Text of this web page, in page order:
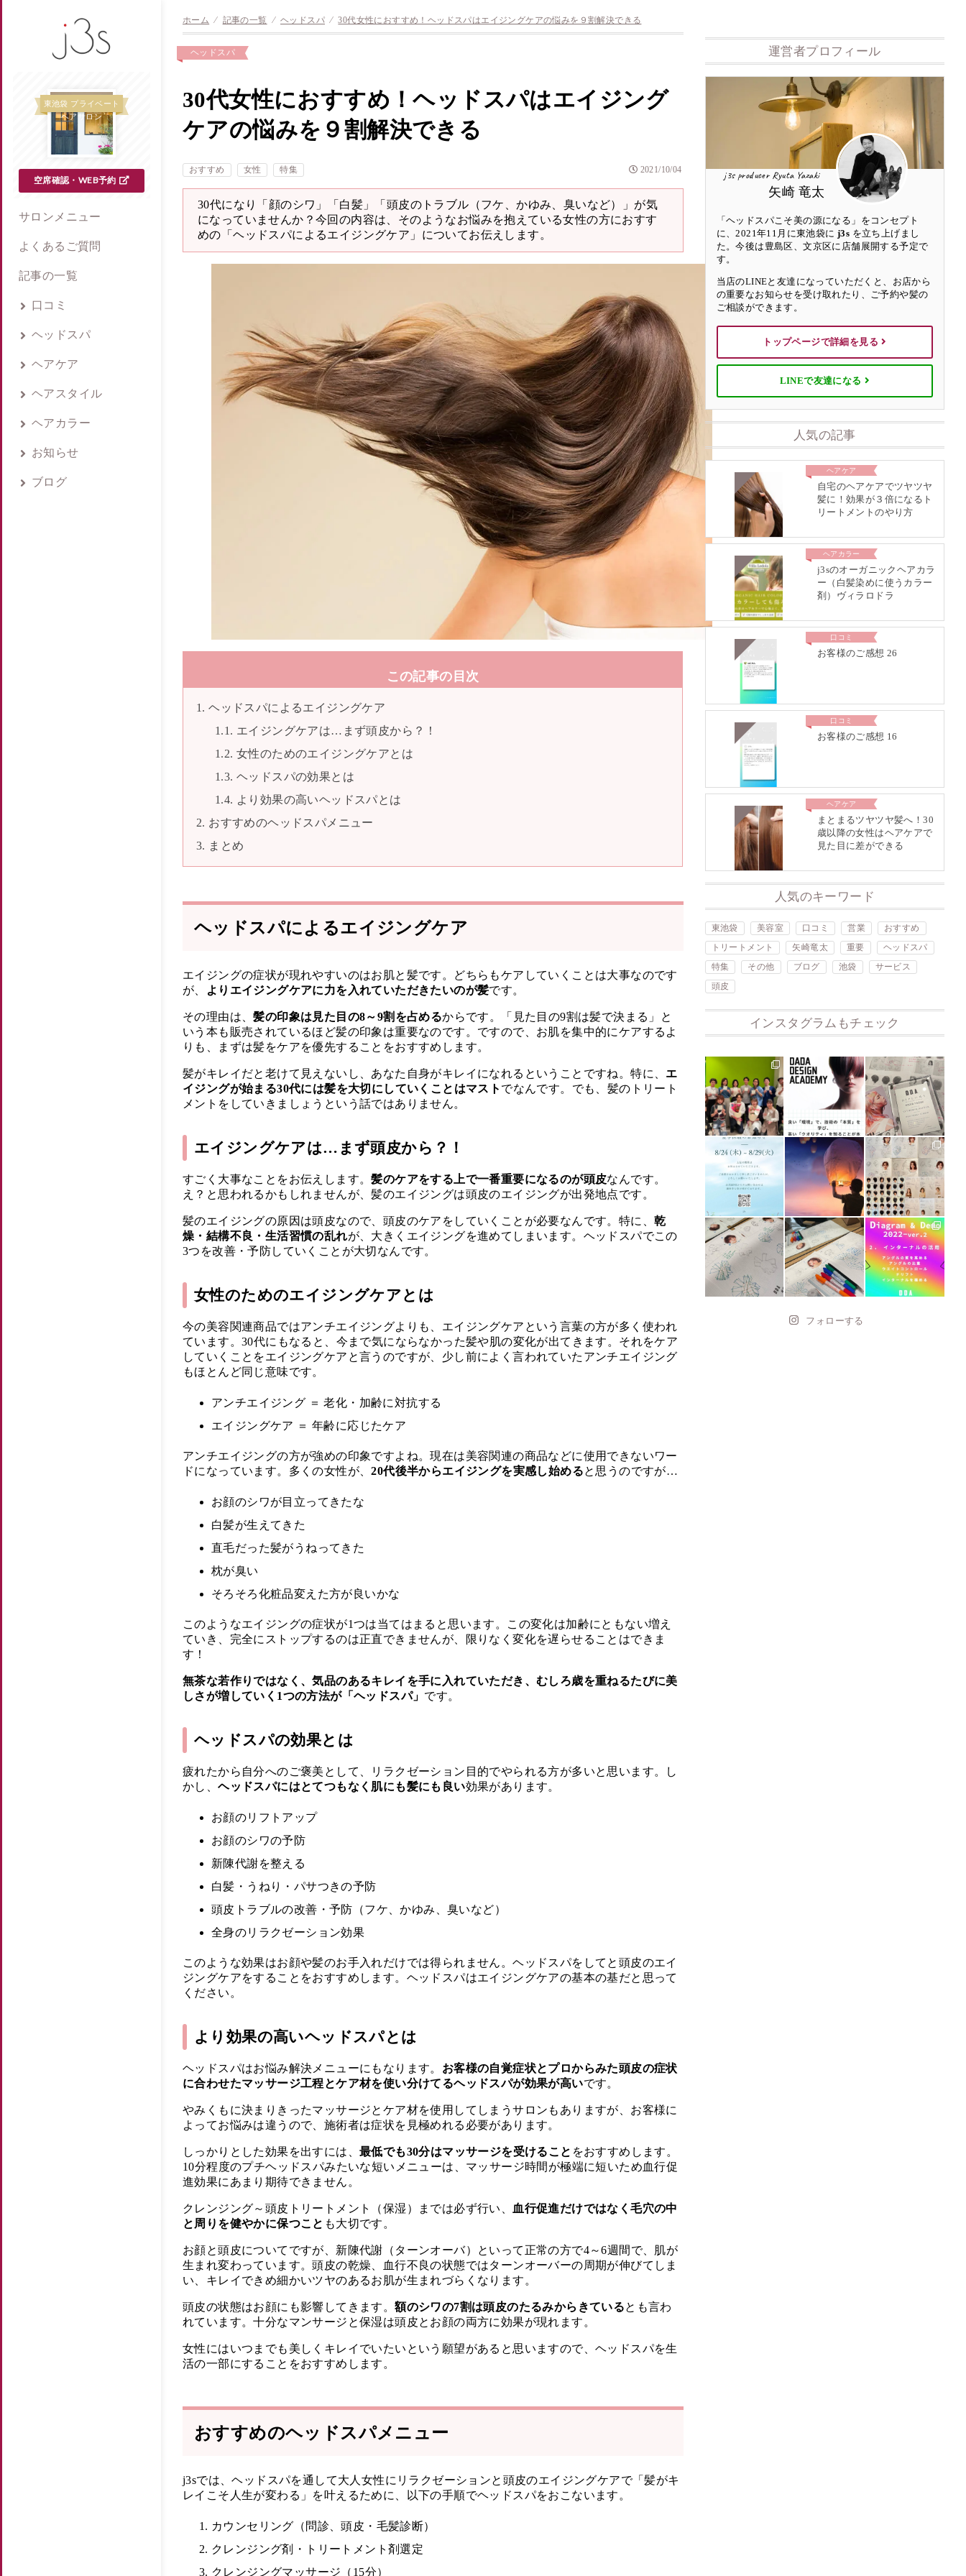
東池袋 プライベート
ヘアサロン
空席確認・WEB予約
サロンメニュー
よくあるご質問
記事の一覧
口コミ
ヘッドスパ
ヘアケア
ヘアスタイル
ヘアカラー
お知らせ
ブログ
ホーム ⁄ 記事の一覧 ⁄ ヘッドスパ ⁄ 30代女性におすすめ！ヘッドスパはエイジングケアの悩みを９割解決できる
ヘッドスパ
30代女性におすすめ！ヘッドスパはエイジング
ケアの悩みを９割解決できる
おすすめ 女性 特集 2021/10/04
30代になり「顔のシワ」「白髪」「頭皮のトラブル（フケ、かゆみ、臭いなど）」が気
になっていませんか？今回の内容は、そのようなお悩みを抱えている女性の方におすす
めの「ヘッドスパによるエイジングケア」についてお伝えします。
この記事の目次
ヘッドスパによるエイジングケア
エイジングケアは…まず頭皮から？！
女性のためのエイジングケアとは
ヘッドスパの効果とは
より効果の高いヘッドスパとは
おすすめのヘッドスパメニュー
まとめ
ヘッドスパによるエイジングケア
エイジングの症状が現れやすいのはお肌と髪です。どちらもケアしていくことは大事なのです
が、
よりエイジングケアに力を入れていただきたいのが髪です。
その理由は、髪の印象は見た目の8～9割を占めるからです。「見た目の9割は髪で決まる」と
いう本も販売されているほど髪の印象は重要なのです。ですので、お肌を集中的にケアするよ
りも、まずは髪をケアを優先することをおすすめします。
髪がキレイだと老けて見えないし、あなた自身がキレイになれるということですね。特に、 エ
イジングが始まる30代には髪を大切にしていくことはマスト でなんです。でも、髪のトリート
メントをしていきましょうという話ではありません。
エイジングケアは…まず頭皮から？！
すごく大事なことをお伝えします。髪のケアをする上で一番重要になるのが頭皮なんです。
え？と思われるかもしれませんが、髪のエイジングは頭皮のエイジングが出発地点です。
髪のエイジングの原因は頭皮なので、頭皮のケアをしていくことが必要なんです。特に、 乾
燥・結構不良・生活習慣の乱れが、大きくエイジングを進めてしまいます。ヘッドスパでこの
3つを改善・予防していくことが大切なんです。
女性のためのエイジングケアとは
今の美容関連商品ではアンチエイジングよりも、エイジングケアという言葉の方が多く使われ
ています。30代にもなると、今まで気にならなかった髪や肌の変化が出てきます。それをケア
していくことをエイジングケアと言うのですが、少し前によく言われていたアンチエイジング
もほとんど同じ意味です。
アンチエイジング ＝ 老化・加齢に対抗する
エイジングケア ＝ 年齢に応じたケア
アンチエイジングの方が強めの印象ですよね。現在は美容関連の商品などに使用できないワー
ドになっています。多くの女性が、20代後半からエイジングを実感し始めると思うのですが…
お顔のシワが目立ってきたな
白髪が生えてきた
直毛だった髪がうねってきた
枕が臭い
そろそろ化粧品変えた方が良いかな
このようなエイジングの症状が1つは当てはまると思います。この変化は加齢にともない増え
ていき、完全にストップするのは正直できませんが、限りなく変化を遅らせることはできま
す！
無茶な若作りではなく、気品のあるキレイを手に入れていただき、むしろ歳を重ねるたびに美
しさが増していく1つの方法が「ヘッドスパ」 です。
ヘッドスパの効果とは
疲れたから自分へのご褒美として、リラクゼーション目的でやられる方が多いと思います。し
かし、ヘッドスパにはとてつもなく肌にも髪にも良い効果があります。
お顔のリフトアップ
お顔のシワの予防
新陳代謝を整える
白髪・うねり・パサつきの予防
頭皮トラブルの改善・予防（フケ、かゆみ、臭いなど）
全身のリラクゼーション効果
このような効果はお顔や髪のお手入れだけでは得られません。ヘッドスパをしてと頭皮のエイ
ジングケアをすることをおすすめします。ヘッドスパはエイジングケアの基本の基だと思って
ください。
より効果の高いヘッドスパとは
ヘッドスパはお悩み解決メニューにもなります。 お客様の自覚症状とプロからみた頭皮の症状
に合わせたマッサージ工程とケア材を使い分けてるヘッドスパが効果が高いです。
やみくもに決まりきったマッサージとケア材を使用してしまうサロンもありますが、お客様に
よってお悩みは違うので、施術者は症状を見極めれる必要があります。
しっかりとした効果を出すには、 最低でも30分はマッサージを受けること をおすすめします。
10分程度のプチヘッドスパみたいな短いメニューは、マッサージ時間が極端に短いため血行促
進効果にあまり期待できません。
クレンジング～頭皮トリートメント（保湿）までは必ず行い、
血行促進だけではなく毛穴の中
と周りを健やかに保つこと も大切です。
お顔と頭皮についてですが、新陳代謝（ターンオーバ）といって正常の方で4～6週間で、肌が
生まれ変わっています。頭皮の乾燥、血行不良の状態ではターンオーバーの周期が伸びてしま
い、キレイできめ細かいツヤのあるお肌が生まれづらくなります。
頭皮の状態はお顔にも影響してきます。額のシワの7割は頭皮のたるみからきているとも言わ
れています。十分なマンサージと保湿は頭皮とお顔の両方に効果が現れます。
女性にはいつまでも美しくキレイでいたいという願望があると思いますので、ヘッドスパを生
活の一部にすることをおすすめします。
おすすめのヘッドスパメニュー
j3sでは、ヘッドスパを通して大人女性にリラクゼーションと頭皮のエイジングケアで「髪がキ
レイこそ人生が変わる」を叶えるために、以下の手順でヘッドスパをおこないます。
カウンセリング（問診、頭皮・毛髪診断）
クレンジング剤・トリートメント剤選定
クレンジングマッサージ（15分）
運営者プロフィール
j3s producer Ryuta Yazaki
矢崎 竜太
「ヘッドスパこそ美の源になる」をコンセプト
に、2021年11月に東池袋にj3s を立ち上げまし
た。今後は豊島区、文京区に店舗展開する予定で
す。
当店のLINEと友達になっていただくと、お店から
の重要なお知らせを受け取れたり、ご予約や髪の
ご相談ができます。
トップページで詳細を見る
LINEで友達になる
人気の記事
ヘアケア
自宅のヘアケアでツヤツヤ
髪に！効果が３倍になるト
リートメントのやり方
ヘアカラー
j3sのオーガニックヘアカラ
ー（白髪染めに使うカラー
剤）ヴィラロドラ
口コミ
お客様のご感想 26
口コミ
お客様のご感想 16
ヘアケア
まとまるツヤツヤ髪へ！30
歳以降の女性はヘアケアで
見た目に差ができる
人気のキーワード
東池袋 美容室 口コミ 営業
おすすめ
トリートメント
矢崎竜太 重要
ヘッドスパ
特集
その他 ブログ 池袋
サービス
頭皮
インスタグラムもチェック
フォローする